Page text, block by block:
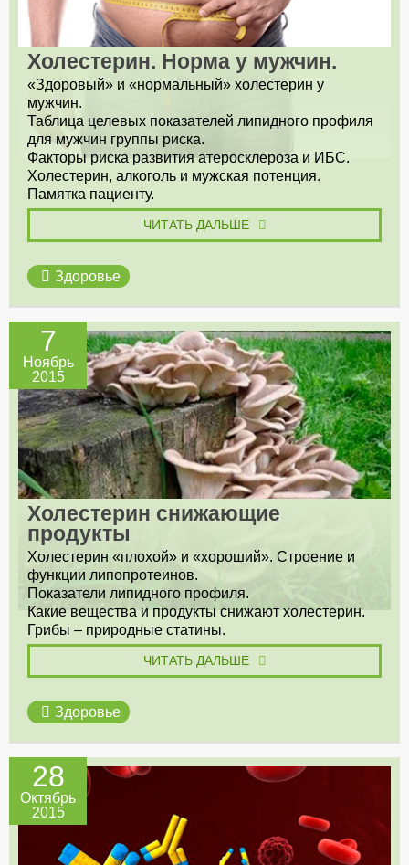
Холестерин. Норма у мужчин.
«Здоровый» и «нормальный» холестерин у
мужчин.
Таблица целевых показателей липидного профиля
для мужчин группы риска.
Факторы риска развития атеросклероза и ИБС.
Холестерин, алкоголь и мужская потенция.
Памятка пациенту.
ЧИТАТЬ ДАЛЬШЕ
Здоровье
7
Ноябрь
2015
Холестерин снижающие
продукты
Холестерин «плохой» и «хороший». Строение и
функции липопротеинов.
Показатели липидного профиля.
Какие вещества и продукты снижают холестерин.
Грибы – природные статины.
ЧИТАТЬ ДАЛЬШЕ
Здоровье
28
Октябрь
2015